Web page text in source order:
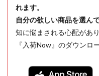
れます。
自分の欲しい商品を選ん
知に悩まされる心配があり
『入荷Now』のダウンロ